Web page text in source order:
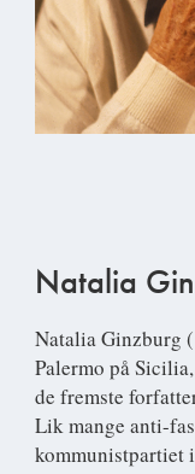
Natalia
Natalia Ginzburg
Palermo på
de fremste
Lik mange anti-
kommunistpartiet